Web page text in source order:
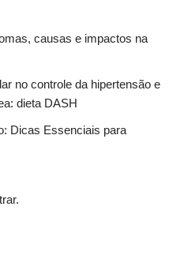
causas e impactos na
no controle da hipertensão e
dieta DASH
Dicas Essenciais para